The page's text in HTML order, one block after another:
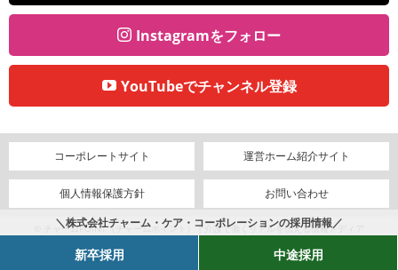
＼株式会社チャーム・ケア・コーポレーションの採用情報／
新卒採用 中途採用
Instagramをフォロー
YouTubeでチャンネル登録
コーポレートサイト 運営ホーム紹介サイト
個人情報保護方針 お問い合わせ
© チャームPOINT（チャームポイント）｜介護で働くリアルを伝える情報メディア